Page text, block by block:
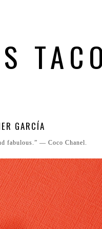
GARCÍA
fabulous.” ― Coco Chanel.